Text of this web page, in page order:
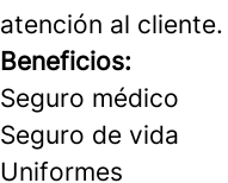
atención al cliente.
Beneficios:
Seguro médico
Seguro de vida
Uniformes